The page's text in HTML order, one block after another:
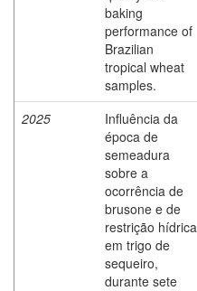
baking
performance of
Brazilian
tropical wheat
samples.
2025
Influência da
época de
semeadura
sobre a
ocorrência de
brusone e de
restrição hídrica
em trigo de
sequeiro,
durante sete